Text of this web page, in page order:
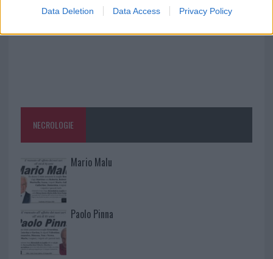
Data Deletion Data Access Privacy Policy
NECROLOGIE
Mario Malu
Paolo Pinna